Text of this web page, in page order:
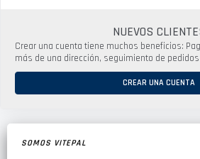
NUEVOS
Crear una cuenta tiene muchos beneficios:
más de una dirección, seguimiento de
CREAR UNA CUENTA
SOMOS VITEPAL